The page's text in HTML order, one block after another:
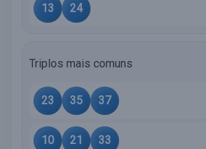
13 24
Triplos mais comuns
23 35 37
10 21 33